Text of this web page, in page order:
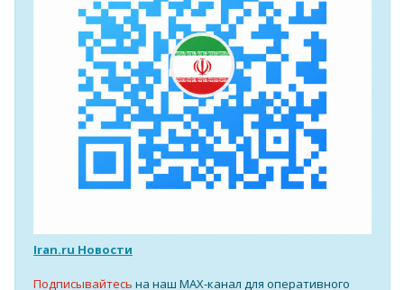
Iran.ru Новости
Подписывайтесь на наш MAX-канал для оперативного